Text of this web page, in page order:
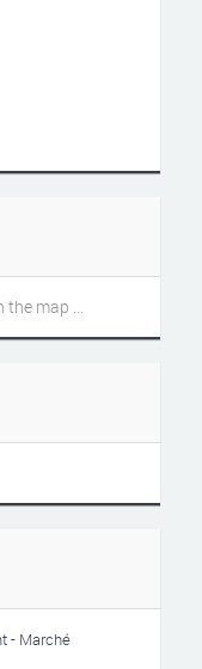
the map ...
- Marché